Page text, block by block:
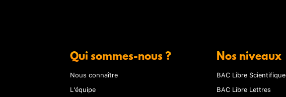
Qui sommes-nous ?
Nous connaître
L'équipe
Nos niveaux
BAC Libre Scientifique
BAC Libre Lettres